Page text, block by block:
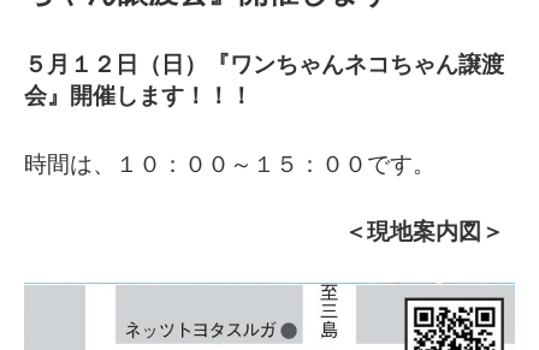
５月１２日（日）『ワンちゃんネコちゃん譲渡
会』開催します！！！
時間は、１０：００～１５：００です。
＜現地案内図＞